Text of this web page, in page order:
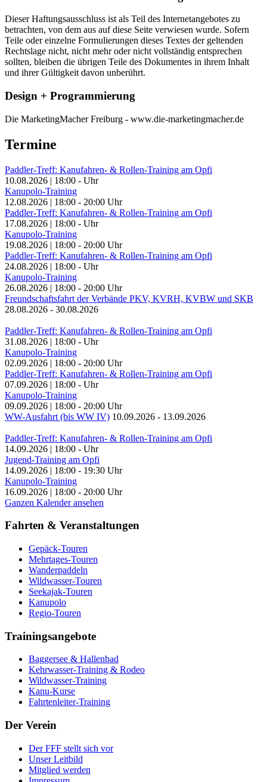
Dieser Haftungsausschluss ist als Teil des Internetangebotes zu
betrachten, von dem aus auf diese Seite verwiesen wurde. Sofern
Teile oder einzelne Formulierungen dieses Textes der geltenden
Rechtslage nicht, nicht mehr oder nicht vollständig entsprechen
sollten, bleiben die übrigen Teile des Dokumentes in ihrem Inhalt
und ihrer Gültigkeit davon unberührt.
Design + Programmierung
Die MarketingMacher Freiburg - www.die-marketingmacher.de
Termine
Paddler-Treff: Kanufahren- & Rollen-Training am Opfi
10.08.2026 | 18:00 - Uhr
Kanupolo-Training
12.08.2026 | 18:00 - 20:00 Uhr
Paddler-Treff: Kanufahren- & Rollen-Training am Opfi
17.08.2026 | 18:00 - Uhr
Kanupolo-Training
19.08.2026 | 18:00 - 20:00 Uhr
Paddler-Treff: Kanufahren- & Rollen-Training am Opfi
24.08.2026 | 18:00 - Uhr
Kanupolo-Training
26.08.2026 | 18:00 - 20:00 Uhr
Freundschaftsfahrt der Verbände PKV, KVRH, KVBW und SKB
28.08.2026 - 30.08.2026
Paddler-Treff: Kanufahren- & Rollen-Training am Opfi
31.08.2026 | 18:00 - Uhr
Kanupolo-Training
02.09.2026 | 18:00 - 20:00 Uhr
Paddler-Treff: Kanufahren- & Rollen-Training am Opfi
07.09.2026 | 18:00 - Uhr
Kanupolo-Training
09.09.2026 | 18:00 - 20:00 Uhr
WW-Ausfahrt (bis WW IV) 10.09.2026 - 13.09.2026
Paddler-Treff: Kanufahren- & Rollen-Training am Opfi
14.09.2026 | 18:00 - Uhr
Jugend-Training am Opfi
14.09.2026 | 18:00 - 19:30 Uhr
Kanupolo-Training
16.09.2026 | 18:00 - 20:00 Uhr
Ganzen Kalender ansehen
Fahrten & Veranstaltungen
Gepäck-Touren
Mehrtages-Touren
Wanderpaddeln
Wildwasser-Touren
Seekajak-Touren
Kanupolo
Regio-Touren
Trainingsangebote
Baggersee & Hallenbad
Kehrwasser-Training & Rodeo
Wildwasser-Training
Kanu-Kurse
Fahrtenleiter-Training
Der Verein
Der FFF stellt sich vor
Unser Leitbild
Mitglied werden